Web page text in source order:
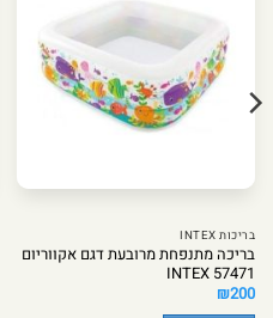
בריכות INTEX
בריכה מתנפחת מרובעת דגם אקווריום
INTEX 57471
₪200